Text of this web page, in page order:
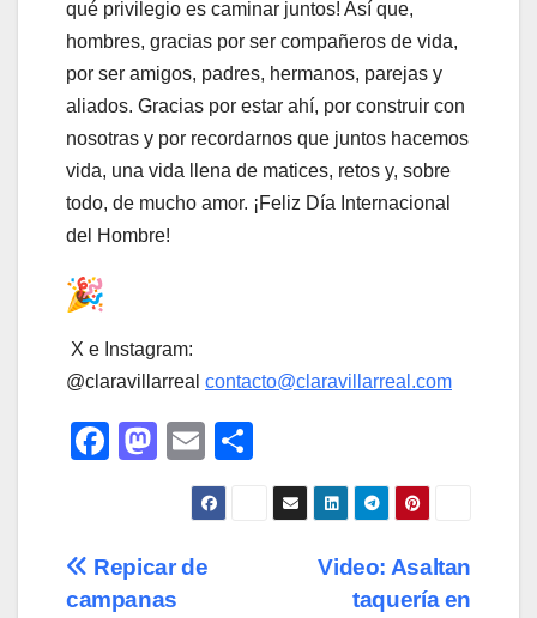
qué privilegio es caminar juntos! Así que,
hombres, gracias por ser compañeros de vida,
por ser amigos, padres, hermanos, parejas y
aliados. Gracias por estar ahí, por construir con
nosotras y por recordarnos que juntos hacemos
vida, una vida llena de matices, retos y, sobre
todo, de mucho amor. ¡Feliz Día Internacional
del Hombre!
X e Instagram:
@claravillarreal contacto@claravillarreal.com
F
e
b
M
o
d
E
m
ail
o
m
Navegación
Video: Asaltan
taquería en
Repicar de
campanas